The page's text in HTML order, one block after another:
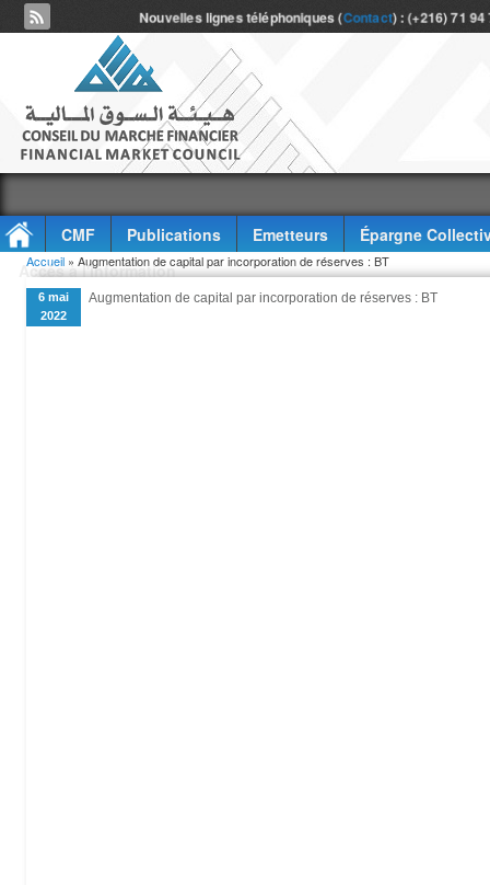
Nouvelles lignes téléphoniques (Contact) : (+216) 71
CMF Publications Emetteurs
Épargne
Accès à l'information
Vous êtes ici
Accueil » Augmentation de capital par incorporation de réserves : BT
6 mai
2022
Augmentation de capital par incorporation de réserves : BT